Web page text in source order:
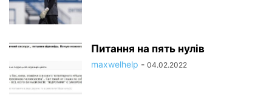
Питання на пять нулів
maxwelhelp - 04.02.2022